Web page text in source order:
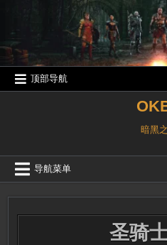
容
顶部导航
暗黑
导航菜单
圣骑